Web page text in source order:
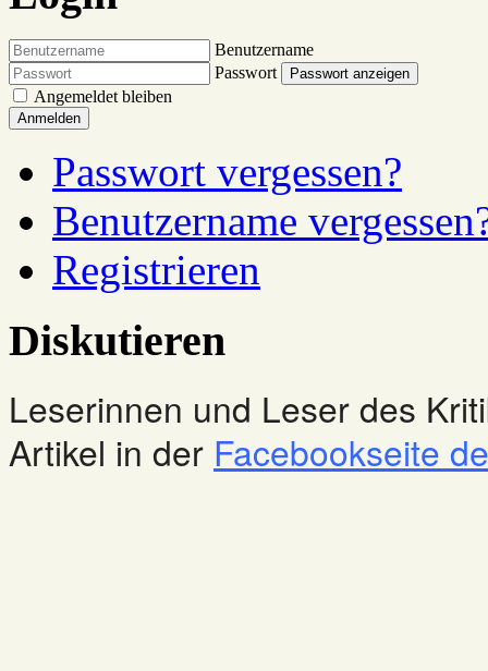
Benutzername
Passwort
Passwort anzeigen
Angemeldet bleiben
Anmelden
Passwort vergessen?
Benutzername
Registrieren
Diskutieren
Leserinnen und Leser des
Artikel in der Facebookseite